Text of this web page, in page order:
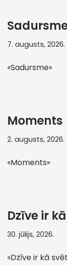
7. augusts, 2026.
«Sadursme»
Moments
2. augusts, 2026.
«Moments»
Dzīve ir
30. jūlijs, 2026.
«Dzīve ir kā